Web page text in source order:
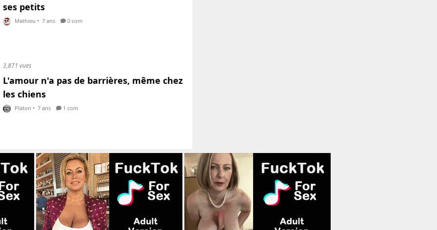
ses petits
Mathieu • 7 ans 0 com
3,871 vues
L'amour n'a pas de barrières, même chez
les chiens
Platon • 7 ans 1 com